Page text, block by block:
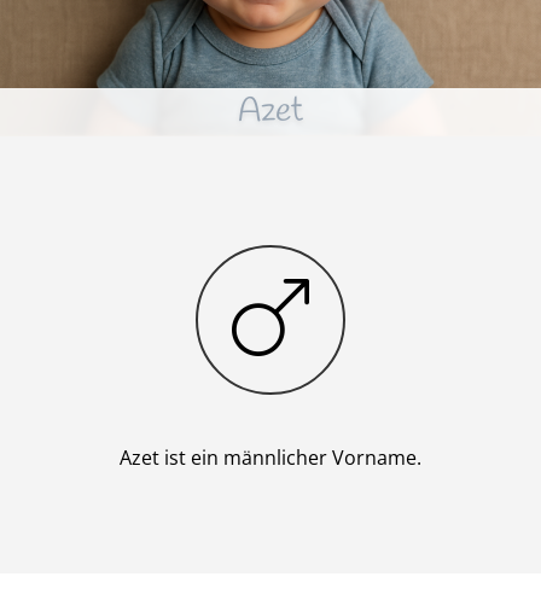
Azet
Junge
Azet ist ein männlicher Vorname.